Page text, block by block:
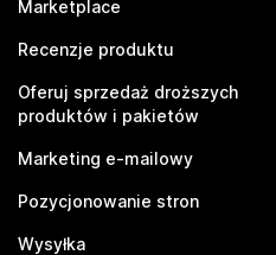
Marketplace
Recenzje produktu
Oferuj sprzedaż droższych
produktów i pakietów
Marketing e-mailowy
Pozycjonowanie stron
Wysyłka